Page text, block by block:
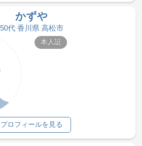
かずや
50代 香川県 高松市
本人証
プロフィールを見る